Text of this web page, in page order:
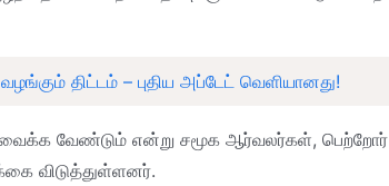
திட்டம் – புதிய அப்டேட் வெளியானது!
வேண்டும் என்று சமூக ஆர்வலர்கள், பெற்றோர்
விடுத்துள்ளனர்.